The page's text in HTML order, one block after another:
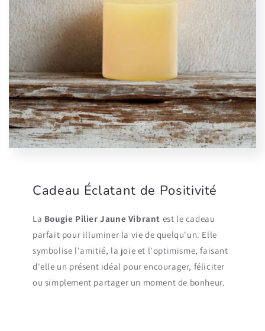
Cadeau Éclatant de Positivité
La Bougie Pilier Jaune Vibrant est le cadeau
parfait pour illuminer la vie de quelqu'un. Elle
symbolise l'amitié, la joie et l'optimisme, faisant
d'elle un présent idéal pour encourager, féliciter
ou simplement partager un moment de bonheur.